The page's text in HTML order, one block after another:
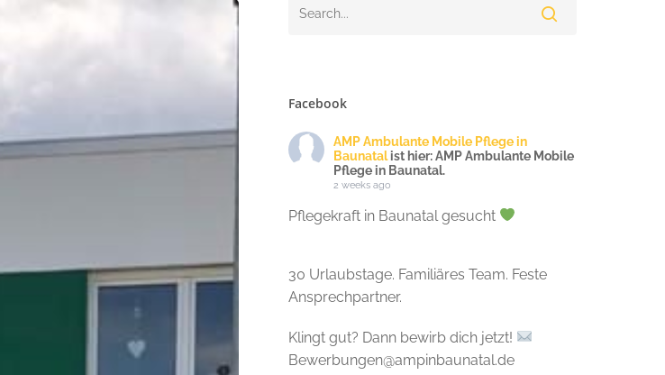
Facebook
AMP Ambulante Mobile Pflege in
Baunatalist hier: AMP Ambulante Mobile
Pflege in Baunatal.
2 weeks ago
Pflegekraft in Baunatal gesucht
30 Urlaubstage. Familiäres Team. Feste
Ansprechpartner.
Klingt gut? Dann bewirb dich jetzt!
Bewerbungen@ampinbaunatal.de